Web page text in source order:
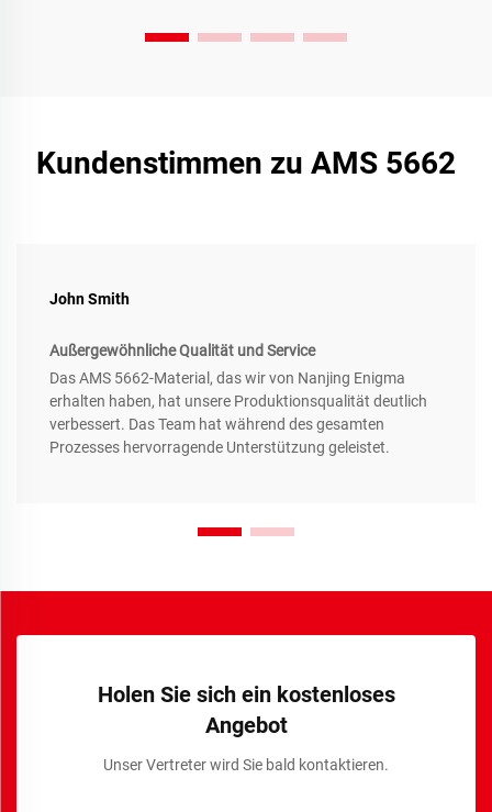
Kundenstimmen zu AMS 5662
John Smith
Außergewöhnliche Qualität und Service
Das AMS 5662-Material, das wir von Nanjing Enigma
erhalten haben, hat unsere Produktionsqualität deutlich
verbessert. Das Team hat während des gesamten
Prozesses hervorragende Unterstützung geleistet.
Holen Sie sich ein kostenloses
Angebot
Unser Vertreter wird Sie bald kontaktieren.